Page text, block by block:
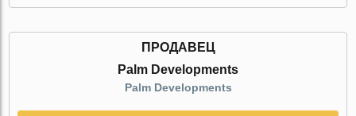
ПРОДАВЕЦ
Palm Developments
Palm Developments